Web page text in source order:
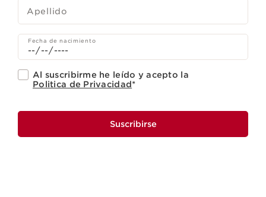
Apellido
Fecha de nacimiento
Al suscribirme he leído y acepto la
Politica de Privacidad*
Suscribirse